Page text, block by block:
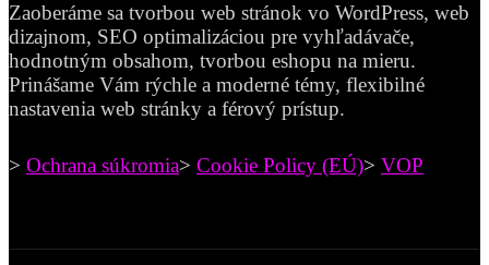
Zaoberáme sa tvorbou web stránok vo WordPress, web
dizajnom, SEO optimalizáciou pre vyhľadávače,
hodnotným obsahom, tvorbou eshopu na mieru.
Prinášame Vám rýchle a moderné témy, flexibilné
nastavenia web stránky a férový prístup.
> Ochrana súkromia> Cookie Policy (EÚ)> VOP